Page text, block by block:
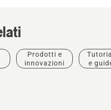
Prodotti e
innovazioni
e